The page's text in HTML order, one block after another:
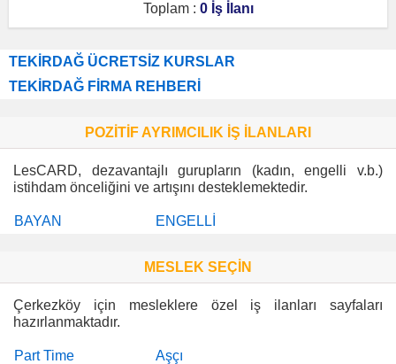
Toplam : 0 İş İlanı
TEKİRDAĞ ÜCRETSİZ KURSLAR
TEKİRDAĞ FİRMA REHBERİ
POZİTİF AYRIMCILIK İŞ İLANLARI
LesCARD, dezavantajlı gurupların (kadın, engelli v.b.)
istihdam önceliğini ve artışını desteklemektedir.
BAYAN ENGELLİ
MESLEK SEÇİN
Çerkezköy için mesleklere özel iş ilanları sayfaları
hazırlanmaktadır.
Part Time
Aşçı